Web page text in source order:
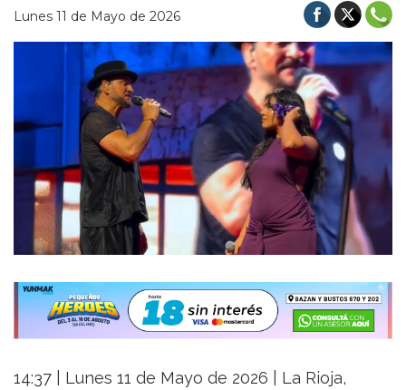
Lunes 11 de Mayo de 2026
14:37 | Lunes 11 de Mayo de 2026 | La Rioja,